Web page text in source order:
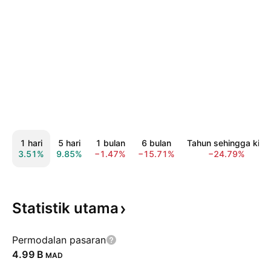
1 hari
3.51%
5 hari
9.85%
1 bulan
−1.47%
6 bulan
−15.71%
Tahun sehingga kini
−24.79%
Statistik utama
Permodalan pasaran
‪4.99 B‬ MAD